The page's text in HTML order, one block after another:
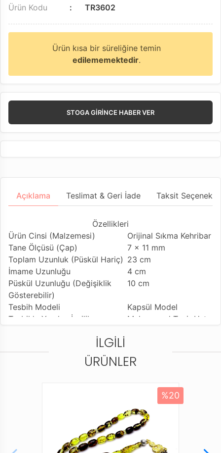
Ürün Kodu
TR3602
Ürün kısa bir süreliğine temin
edilememektedir.
STOGA GIRINCE HABER VER
Açıklama Teslimat & Geri İade Taksit
Özellikleri
Ürün Cinsi (Malzemesi)
Orijinal Sıkma Kehribar
Tane Ölçüsü (Çap)
7 x 11 mm
Toplam Uzunluk (Püskül Hariç) 23 cm
İmame Uzunluğu
4 cm
Püskül Uzunluğu (Değişiklik
Gösterebilir)
10 cm
Tesbih Modeli
Kapsül Model
Tesbih'e Yapılan İşçilik
Muhammed Taçir Usta
Uygundur
Standart Tesbih İpi
Standart Tesbih
Kutusu
Ürün Açıklaması
* Farklı monitör ve ışık efekti nedeniyle, öğenin gerçek
rengi resimlerde gösterilen renkten biraz farklı olabilir.
İLGILI
ÜRÜNLER
%20